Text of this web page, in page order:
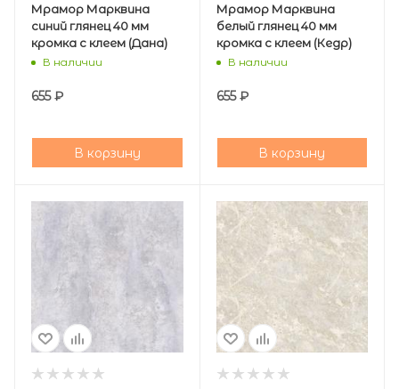
Мрамор Марквина
синий глянец 40 мм
кромка с клеем (Дана)
В наличии
655₽
В корзину
Мрамор Марквина
белый глянец 40 мм
кромка с клеем (Кедр)
В наличии
655₽
В корзину